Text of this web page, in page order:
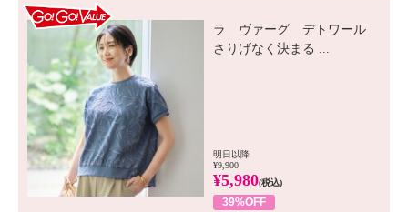
ラ ヴァーグ デトワール
さりげなく決まる ...
明日以降
¥9,900
¥5,980(税込)
39%OFF